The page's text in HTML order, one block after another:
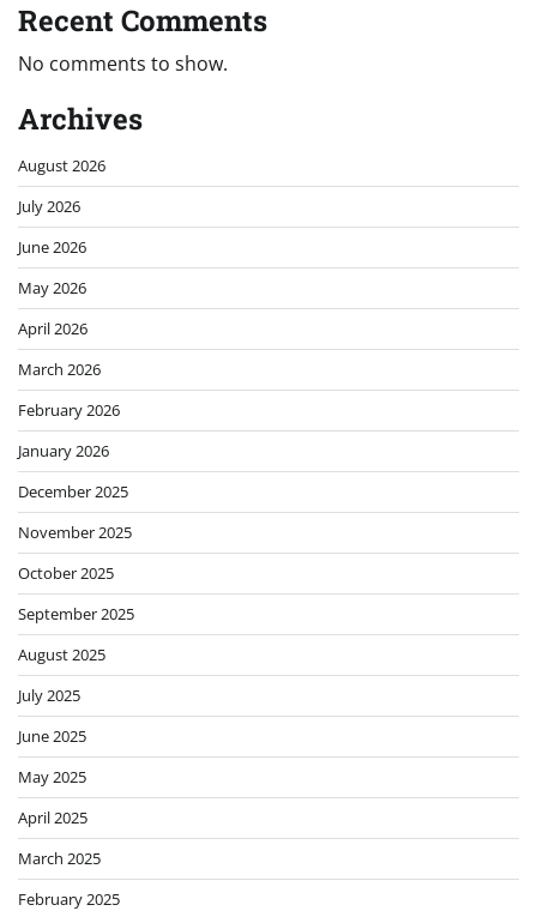
Recent Comments
No comments to show.
Archives
August 2026
July 2026
June 2026
May 2026
April 2026
March 2026
February 2026
January 2026
December 2025
November 2025
October 2025
September 2025
August 2025
July 2025
June 2025
May 2025
April 2025
March 2025
February 2025